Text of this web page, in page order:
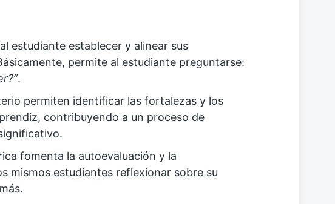
estudiante establecer y alinear sus
permite al estudiante preguntarse:
.
permiten identificar las fortalezas y los
contribuyendo a un proceso de
fomenta la autoevaluación y la
mismos estudiantes reflexionar sobre su